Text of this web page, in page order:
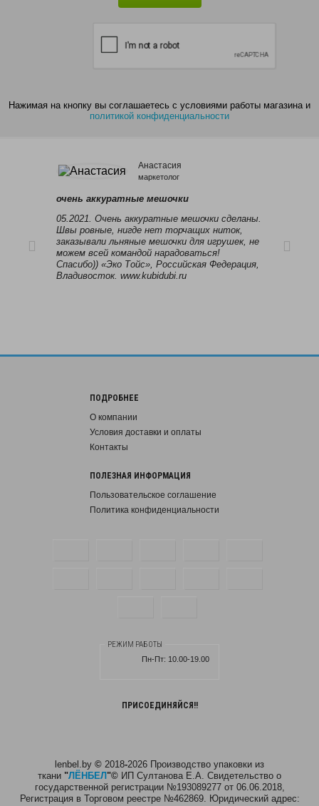
Нажимая на кнопку вы соглашаетесь с условиями работы магазина и
политикой конфиденциальности
Анастасия
маркетолог
очень аккуратные мешочки
05.2021. Очень аккуратные мешочки сделаны.
Швы ровные, нигде нет торчащих ниток,
заказывали льняные мешочки для игрушек, не
можем всей командой нарадоваться!
Спасибо)) «Эко Тойс», Российская Федерация,
Владивосток. www.kubidubi.ru
ПОДРОБНЕЕ
О компании
Условия доставки и оплаты
Контакты
ПОЛЕЗНАЯ ИНФОРМАЦИЯ
Пользовательское соглашение
Политика конфиденциальности
РЕЖИМ РАБОТЫ
Пн-Пт: 10.00-19.00
ПРИСОЕДИНЯЙСЯ!!
lenbel.by © 2018-2026 Производство упаковки из
ткани "ЛЁНБЕЛ "© ИП Султанова Е.А. Свидетельство о
государственной регистрации №193089277 от 06.06.2018,
Регистрация в Торговом реестре №462869. Юридический адрес: